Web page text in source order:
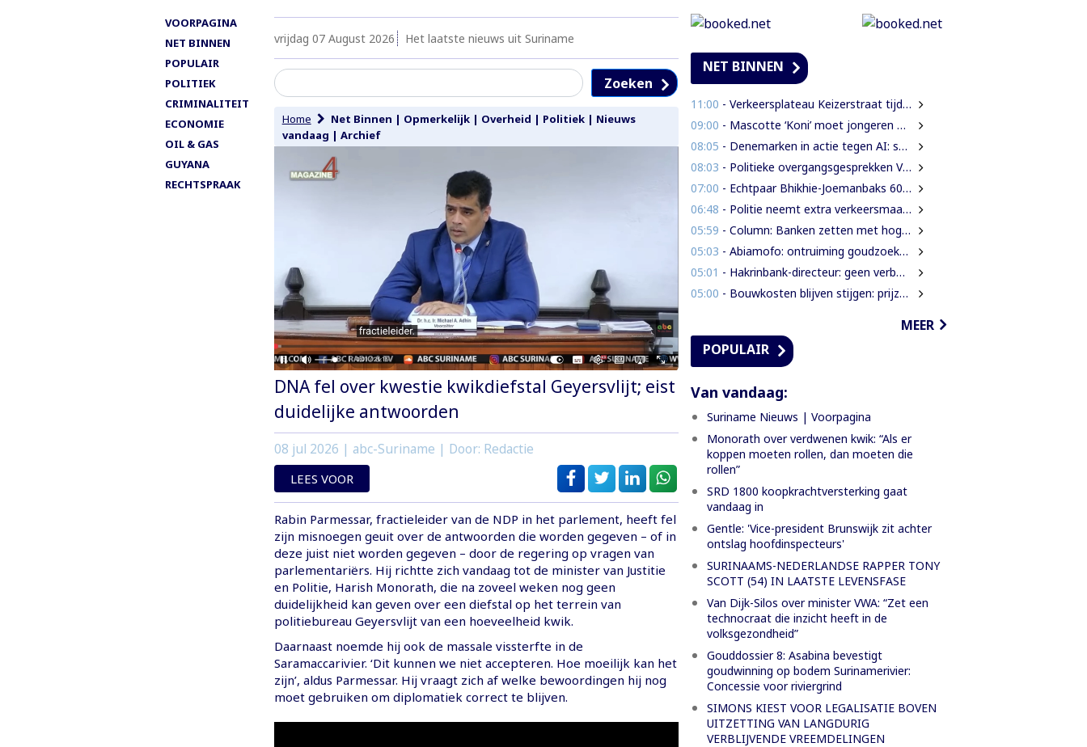
VOORPAGINA
NET BINNEN
POPULAIR
POLITIEK
CRIMINALITEIT
ECONOMIE
OIL & GAS
GUYANA
RECHTSPRAAK
vrijdag 07 August 2026 Het laatste nieuws uit Suriname
Zoeken
Home Net Binnen | Opmerkelijk| Overheid | Politiek| Nieuws
vandaag | Archief
DNA fel over kwestie kwikdiefstal Geyersvlijt; eist
duidelijke antwoorden
08 jul 2026 | abc-Suriname | Door: Redactie
LEES VOOR
Rabin Parmessar, fractieleider van de NDP in het parlement, heeft fel
zijn misnoegen geuit over de antwoorden die worden gegeven – of in
deze juist niet worden gegeven – door de regering op vragen van
parlementariërs. Hij richtte zich vandaag tot de minister van Justitie
en Politie, Harish Monorath, die na zoveel weken nog geen
duidelijkheid kan geven over een diefstal op het terrein van
politiebureau Geyersvlijt van een hoeveelheid kwik.
Daarnaast noemde hij ook de massale vissterfte in de
Saramaccarivier. ‘Dit kunnen we niet accepteren. Hoe moeilijk kan het
zijn’, aldus Parmessar. Hij vraagt zich af welke bewoordingen hij nog
moet gebruiken om diplomatiek correct te blijven.
NET BINNEN
11:00 - Verkeersplateau Keizerstraat tijdelijk weggehaald vanwege chaos rond Domineestraat
09:00 - Mascotte ‘Koni’ moet jongeren anders laten kijken naar Surinaamse houtsector
08:05 - Denemarken in actie tegen AI: scholieren moeten extra mondelinge examens doen
08:03 - Politieke overgangsgesprekken Venezuela beginnen zonder Machado
07:00 - Echtpaar Bhikhie-Joemanbaks 60 jaar getrouwd
06:48 - Politie neemt extra verkeersmaatregelen rond afgesloten Domineestraat
05:59 - Column: Banken zetten met hogere ATM-tarieven digitale economie op achterstand
05:03 - Abiamofo: ontruiming goudzoekers nodig na dodelijke risico’s in Moeroekreek en 21 Bergi
05:01 - Hakrinbank-directeur: geen verborgen motieven bij verkoop DSB-belang
05:00 - Bouwkosten blijven stijgen: prijzen in een jaar tijd gemiddeld 7,3% hoger
MEER
POPULAIR
Van vandaag:
Suriname Nieuws | Voorpagina
Monorath over verdwenen kwik: “Als er
koppen moeten rollen, dan moeten die
rollen”
SRD 1800 koopkrachtversterking gaat
vandaag in
Gentle: 'Vice-president Brunswijk zit achter
ontslag hoofdinspecteurs'
SURINAAMS-NEDERLANDSE RAPPER TONY
SCOTT (54) IN LAATSTE LEVENSFASE
Van Dijk-Silos over minister VWA: “Zet een
technocraat die inzicht heeft in de
volksgezondheid”
Gouddossier 8: Asabina bevestigt
goudwinning op bodem Surinamerivier:
Concessie voor riviergrind
SIMONS KIEST VOOR LEGALISATIE BOVEN
UITZETTING VAN LANGDURIG
VERBLIJVENDE VREEMDELINGEN